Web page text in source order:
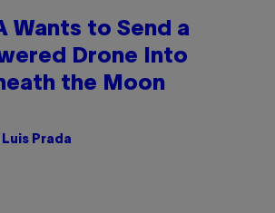
Wants to Send a
Drone Into
the Moon
Luis Prada